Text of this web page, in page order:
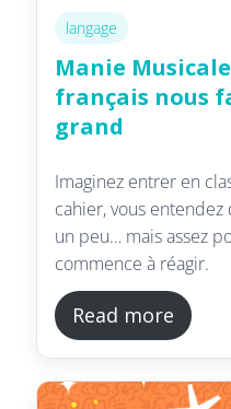
langage
Manie
français nous
grand
Imaginez entrer en
cahier, vous entendez
un peu… mais assez
commence à réagir.
Read more